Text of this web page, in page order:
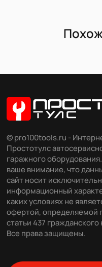
© pro100tools.ru -
Простотулс
гаражного
ваше внимание, что
сайт носит
информационный
каких условиях не
офертой, определяемой
статьи 437 гражданского
Все права защищены.